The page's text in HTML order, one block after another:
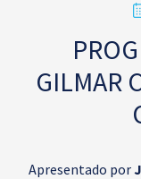
GILMAR
Apresentado por